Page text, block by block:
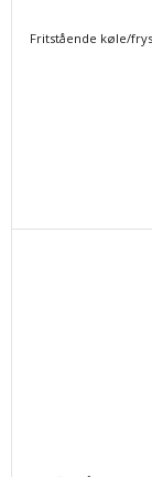
Fritstående køle/